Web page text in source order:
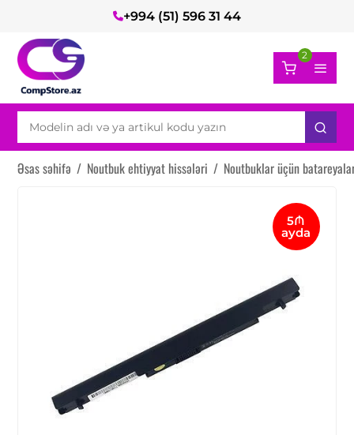
+994 (51) 596 31 44
2
Əsas səhifə / Noutbuk ehtiyyat hissələri / Noutbuklar üçün
5₼
ayda